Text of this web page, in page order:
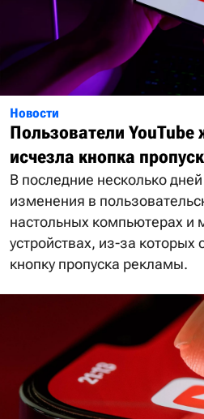
Новости
Пользователи YouTube
исчезла кнопка
В последние несколько
изменения в
настольных компьютерах и
устройствах, из-за которых
кнопку пропуска рекламы.